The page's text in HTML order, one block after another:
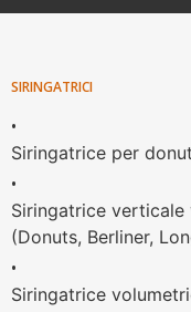
SIRINGATRICI
•
Siringatrice per
•
Siringatrice
(Donuts, Berliner,
•
Siringatrice